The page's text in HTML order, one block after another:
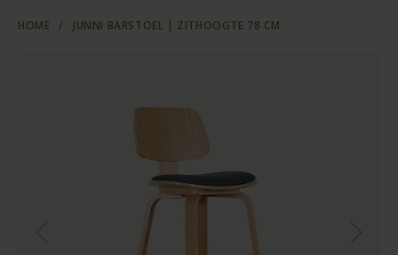
HOME / JUNNI BARSTOEL | ZITHOOGTE 78 CM